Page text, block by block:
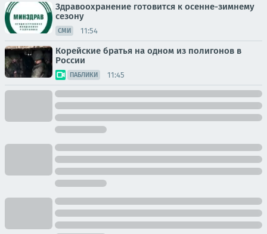
Здравоохранение готовится к осенне-зимнему
сезону
СМИ 11:54
Корейские братья на одном из полигонов в
России
ПАБЛИКИ 11:45